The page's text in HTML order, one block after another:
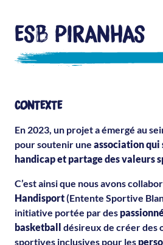
ESB PIRANHAS
CONTEXTE
En 2023, un projet a émergé au
pour soutenir une association qui
handicap et partage des valeurs
C’est ainsi que nous avons
Handisport(Entente Sportive
initiative portée par des
basketball désireux de créer des
sportives inclusives pour les